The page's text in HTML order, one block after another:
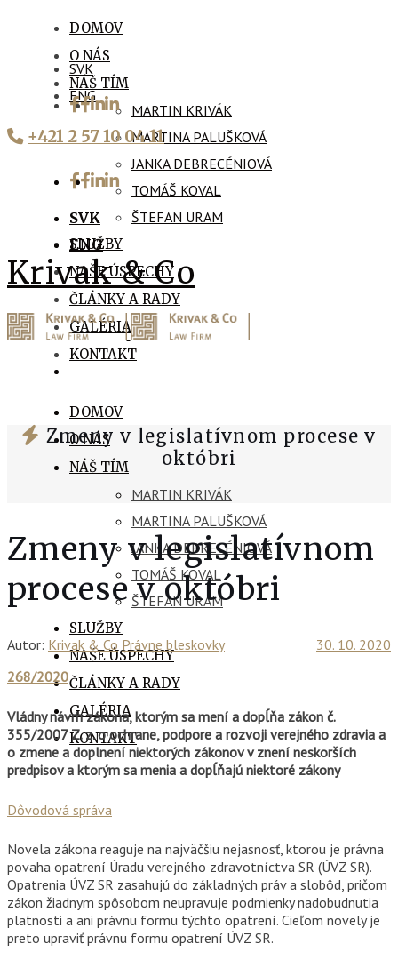
DOMOV
O NÁS
NÁŠ TÍM
MARTIN KRIVÁK
MARTINA PALUŠKOVÁ
JANKA DEBRECÉNIOVÁ
TOMÁŠ KOVAL
ŠTEFAN URAM
SLUŽBY
NAŠE ÚSPECHY
ČLÁNKY A RADY
GALÉRIA
KONTAKT
SVK
ENG
+421 2 57 10 04 11
SVK
ENG
Krivak & Co
DOMOV
O NÁS
NÁŠ TÍM
MARTIN KRIVÁK
MARTINA PALUŠKOVÁ
JANKA DEBRECÉNIOVÁ
TOMÁŠ KOVAL
ŠTEFAN URAM
SLUŽBY
NAŠE ÚSPECHY
ČLÁNKY A RADY
GALÉRIA
KONTAKT
Zmeny v legislatívnom procese v
októbri
Zmeny v legislatívnom
procese v októbri
Autor: Krivak & Co 30. 10. 2020
Právne bleskovky
268/2020
Vládny návrh zákona, ktorým sa mení a dopĺňa zákon č.
355/2007 Z. z. o ochrane, podpore a rozvoji verejného zdravia a
o zmene a doplnení niektorých zákonov v znení neskorších
predpisov a ktorým sa menia a dopĺňajú niektoré zákony
Dôvodová správa
Novela zákona reaguje na najväčšiu nejasnosť, ktorou je právna
povaha opatrení Úradu verejného zdravotníctva SR (ÚVZ SR).
Opatrenia ÚVZ SR zasahujú do základných práv a slobôd, pričom
zákon žiadnym spôsobom neupravuje podmienky nadobudnutia
platnosti a ani právnu formu týchto opatrení. Cieľom novely je
preto upraviť právnu formu opatrení ÚVZ SR.